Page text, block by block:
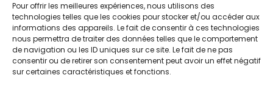
Pour offrir les meilleures expériences, nous utilisons des
technologies telles que les cookies pour stocker et/ou accéder aux
informations des appareils. Le fait de consentir à ces technologies
nous permettra de traiter des données telles que le comportement
de navigation ou les ID uniques sur ce site. Le fait de ne pas
consentir ou de retirer son consentement peut avoir un effet négatif
sur certaines caractéristiques et fonctions.
Paiement & RDV
Lien de paiement
RDV drive location